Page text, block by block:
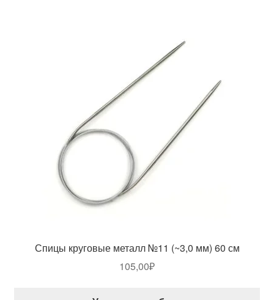
Спицы круговые металл №11 (~3,0 мм) 60 см
105,00₽